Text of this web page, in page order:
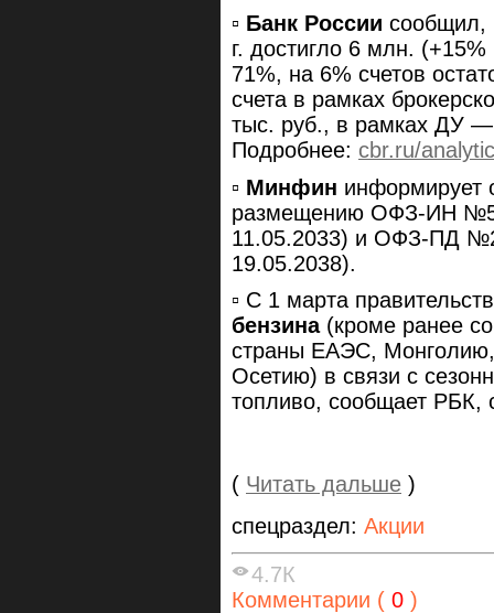
▫️ Банк России сообщил,
г. достигло 6 млн.
71%, на 6% счетов
счета в рамках
тыс. руб., в рамках ДУ —
Подробнее: cbr.ru/
▫️ Минфин информирует
размещению ОФЗ-ИН
11.05.2033) и ОФЗ-ПД
19.05.2038).
▫️ С 1 марта
бензина(кроме ранее
страны ЕАЭС,
Осетию) в связи с
топливо, сообщает РБК,
( Читать дальше )
спецраздел: Акции
4.7К
Комментарии ( 0 )